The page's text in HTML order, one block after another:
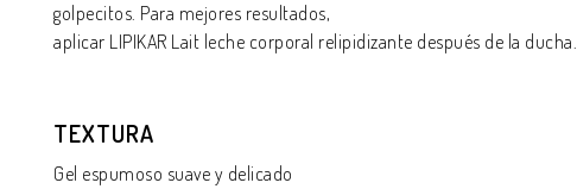
golpecitos. Para mejores resultados,
aplicar LIPIKAR Lait leche corporal relipidizante después de la ducha.
TEXTURA
Gel espumoso suave y delicado